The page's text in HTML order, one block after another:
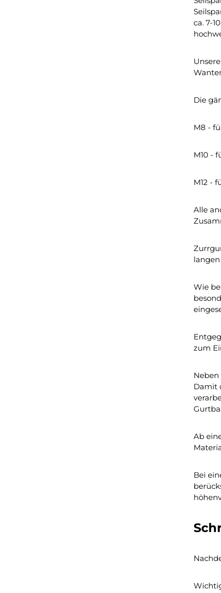
ca. 7-
Die
M8 -
M10 -
M12 -
Alle
Wie
zum
Damit
Ab
Bei